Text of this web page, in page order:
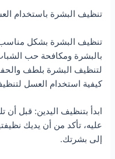
تنظيف البشرة باستخدام
تنظيف البشرة بشكل
بالبشرة ومكافحة حب
لتنظيف البشرة بلطف
كيفية استخدام العسل
ابدأ بتنظيف اليدين: قبل
عليه، تأكد من أن يديك
إلى بشرتك.